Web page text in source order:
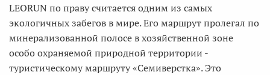
LEORUN по праву считается одним из самых
экологичных забегов в мире. Его маршрут пролегал по
минерализованной полосе в хозяйственной зоне
особо охраняемой природной территории -
туристическому маршруту «Семиверстка». Это